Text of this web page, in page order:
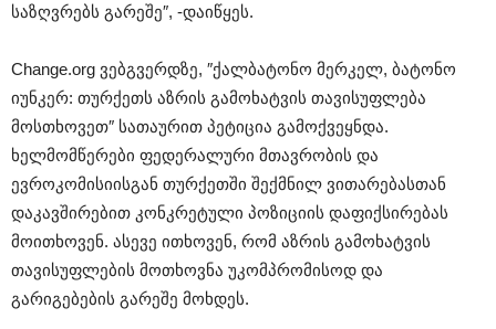
საზღვრებს გარეშე″, -დაიწყეს.
Change.org ვებგვერდზე, ″ქალბატონო მერკელ, ბატონო
იუნკერ: თურქეთს აზრის გამოხატვის თავისუფლება
მოსთხოვეთ″ სათაურით პეტიცია გამოქვეყნდა.
ხელმომწერები ფედერალური მთავრობის და
ევროკომისიისგან თურქეთში შექმნილ ვითარებასთან
დაკავშირებით კონკრეტული პოზიციის დაფიქსირებას
მოითხოვენ. ასევე ითხოვენ, რომ აზრის გამოხატვის
თავისუფლების მოთხოვნა უკომპრომისოდ და
გარიგებების გარეშე მოხდეს.